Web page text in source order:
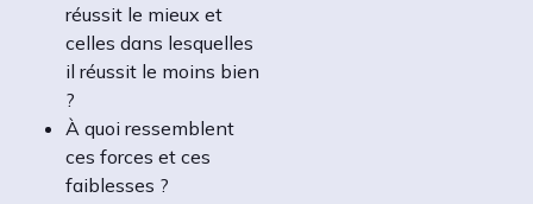
réussit le mieux et
celles dans lesquelles
il réussit le moins bien
?
À quoi ressemblent
ces forces et ces
faiblesses ?